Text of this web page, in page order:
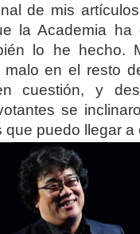
de mis
la Academia ha
lo he hecho.
en el resto
cuestión, y
se
que puedo llegar